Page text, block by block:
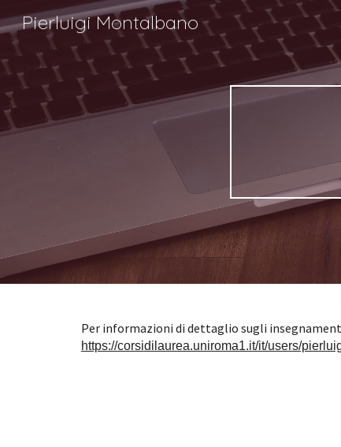
Pierluigi Montalbano
https://corsidilaurea.uniroma1.it/it/users/